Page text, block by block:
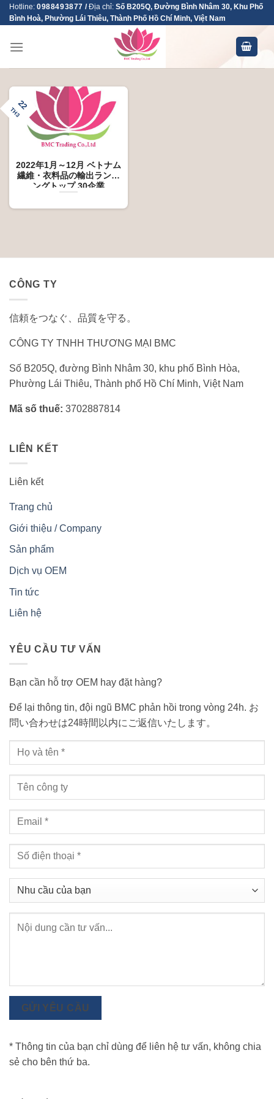
SkipHotline: 0988493877 /Địa chỉ: Số B205Q, Đường Bình Nhâm 30, Khu Phố
Bình Hoà, Phường Lái Thiêu, Thành Phố Hồ Chí Minh, Việt Nam
2022年1月～12月 ベトナム
繊維・衣料品の輸出ランキ
ングトップ 30企業
22
TH3
CÔNG TY
信頼をつなぐ、品質を守る。
CÔNG TY TNHH THƯƠNG MẠI BMC
Số B205Q, đường Bình Nhâm 30, khu phố Bình Hòa,
Phường Lái Thiêu, Thành phố Hồ Chí Minh, Việt Nam
Mã số thuế: 3702887814
LIÊN KẾT
Liên kết
Trang chủ
Giới thiệu / Company
Sản phẩm
Dịch vụ OEM
Tin tức
Liên hệ
YÊU CẦU TƯ VẤN
Bạn cần hỗ trợ OEM hay đặt hàng?
Để lại thông tin, đội ngũ BMC phản hồi trong vòng 24h. お
問い合わせは24時間以内にご返信いたします。
GỬI YÊU CẦU
* Thông tin của bạn chỉ dùng để liên hệ tư vấn, không chia
sẻ cho bên thứ ba.